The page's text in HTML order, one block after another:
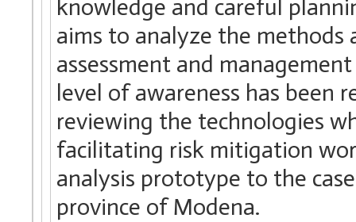
knowledge and careful
aims to analyze the methods
assessment and
level of awareness has been
reviewing the technologies
facilitating risk mitigation
analysis prototype to the
province of Modena.